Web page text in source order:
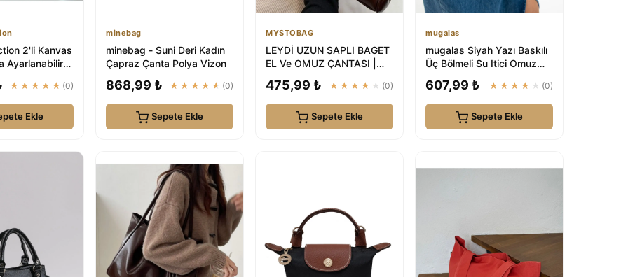
2'li Kanvas
Ayarlanabilir
★★★★★ (0)
Ekle
minebag
minebag - Suni Deri Kadın
Çapraz Çanta Polya Vizon
868,99 ₺ ★★★★★ (0)
Sepete Ekle
MYSTOBAG
LEYDİ UZUN SAPLI BAGET
EL Ve OMUZ ÇANTASI |
475,99 ₺ ★★★★★ (0)
Sepete Ekle
mugalas
mugalas Siyah Yazı Baskılı
Üç Bölmeli Su Itici Omuz
607,99 ₺ ★★★★★ (0)
Sepete Ekle